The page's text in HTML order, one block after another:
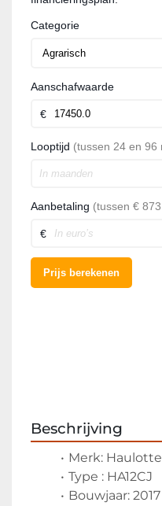
Beschrijving
Merk: Haulotte
Type : HA12CJ
Bouwjaar: 2017